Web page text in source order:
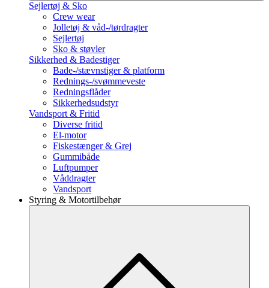
Sejlertøj & Sko
Crew wear
Jolletøj & våd-/tørdragter
Sejlertøj
Sko & støvler
Sikkerhed & Badestiger
Bade-/stævnstiger & platform
Rednings-/svømmeveste
Redningsflåder
Sikkerhedsudstyr
Vandsport & Fritid
Diverse fritid
El-motor
Fiskestænger & Grej
Gummibåde
Luftpumper
Våddragter
Vandsport
Styring & Motortilbehør